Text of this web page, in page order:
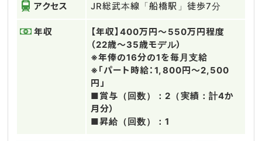
アクセス JR総武本線「船橋駅」徒歩7分
年収
【年収】400万円～550万円程度
（22歳～35歳モデル）
※年俸の16分の1を毎月支給
※「パート時給：1,800円～2,500
円」
■賞与（回数）：2（実績：計4か
月分）
■昇給（回数）：1